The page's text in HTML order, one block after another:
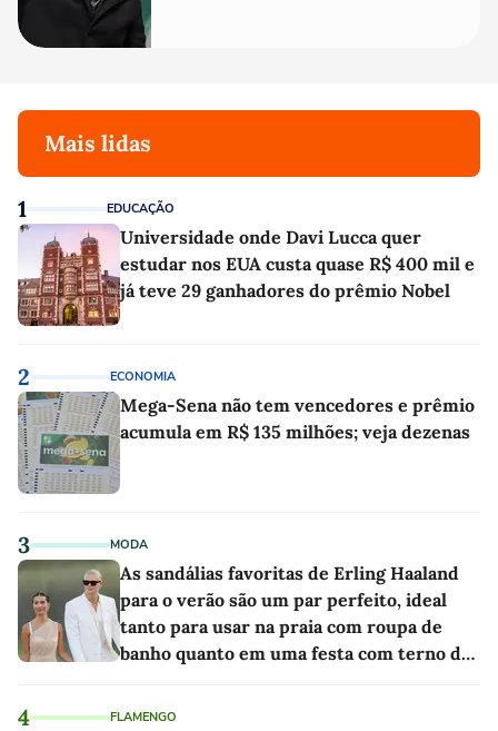
Mais lidas
1 EDUCAÇÃO
Universidade onde Davi Lucca quer
estudar nos EUA custa quase R$ 400 mil e
já teve 29 ganhadores do prêmio Nobel
2 ECONOMIA
Mega-Sena não tem vencedores e prêmio
acumula em R$ 135 milhões; veja dezenas
3 MODA
As sandálias favoritas de Erling Haaland
para o verão são um par perfeito, ideal
tanto para usar na praia com roupa de
banho quanto em uma festa com terno de
4 FLAMENGO